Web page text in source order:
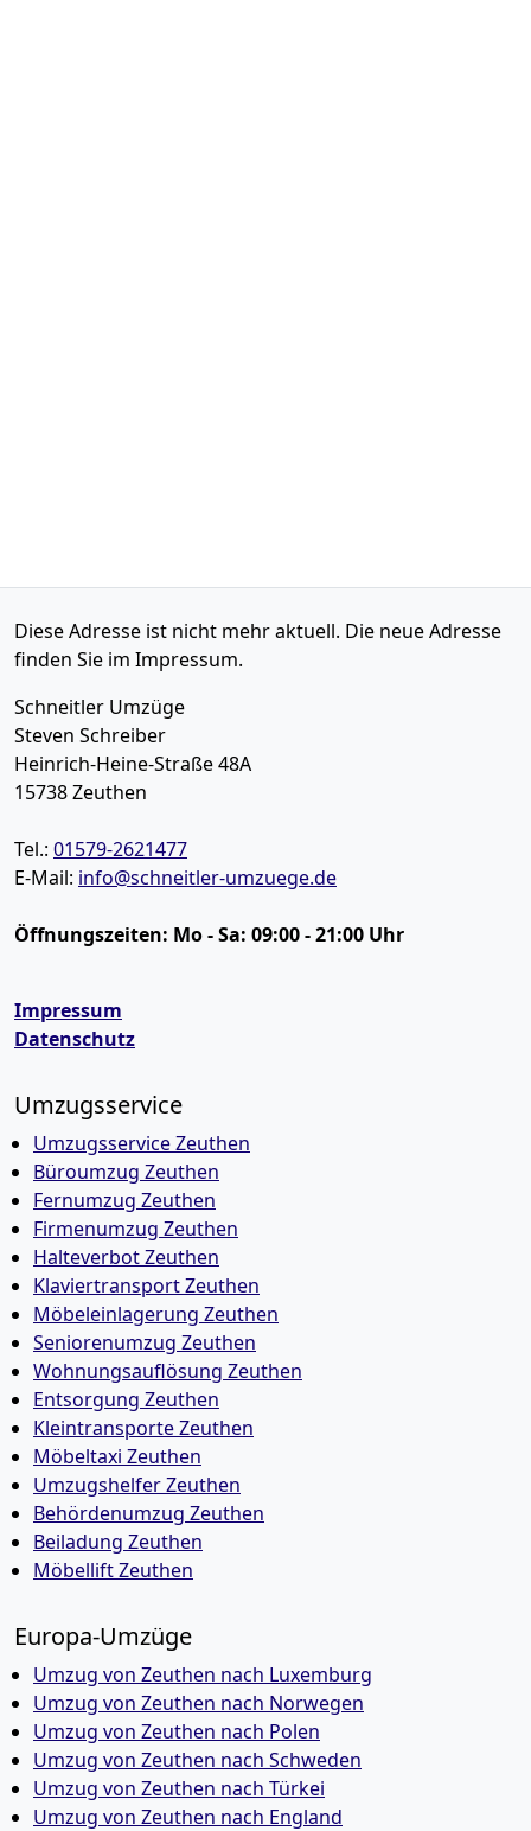
Diese Adresse ist nicht mehr aktuell. Die neue Adresse
finden Sie im Impressum.
Schneitler Umzüge
Steven Schreiber
Heinrich-Heine-Straße 48A
15738Zeuthen
Tel.: 01579-2621477
E-Mail: info@schneitler-umzuege.de
Öffnungszeiten: Mo - Sa: 09:00 - 21:00 Uhr
Impressum
Datenschutz
Umzugsservice
Umzugsservice Zeuthen
Büroumzug Zeuthen
Fernumzug Zeuthen
Firmenumzug Zeuthen
Halteverbot Zeuthen
Klaviertransport Zeuthen
Möbeleinlagerung Zeuthen
Seniorenumzug Zeuthen
Wohnungsauflösung Zeuthen
Entsorgung Zeuthen
Kleintransporte Zeuthen
Möbeltaxi Zeuthen
Umzugshelfer Zeuthen
Behördenumzug Zeuthen
Beiladung Zeuthen
Möbellift Zeuthen
Europa-Umzüge
Umzug von Zeuthen nach Luxemburg
Umzug von Zeuthen nach Norwegen
Umzug von Zeuthen nach Polen
Umzug von Zeuthen nach Schweden
Umzug von Zeuthen nach Türkei
Umzug von Zeuthen nach England